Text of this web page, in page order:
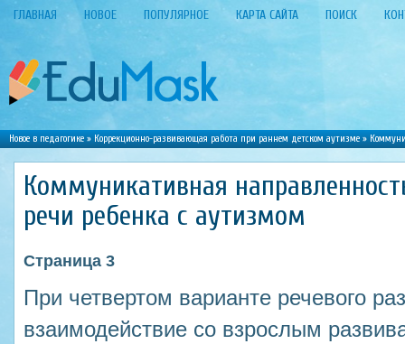
ГЛАВНАЯ НОВОЕ ПОПУЛЯРНОЕ КАРТА САЙТА ПОИСК
Новое в педагогике»Коррекционно-развивающая работа при раннем детском аутизме»
Коммуникативная
речи ребенка с аутизмом
Страница 3
При четвертом варианте речевого
взаимодействие со взрослым